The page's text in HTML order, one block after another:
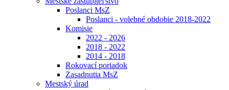
Poslanci MsZ
Poslanci - volebné obdobie 2018-2022
Komisie
2022 - 2026
2018 - 2022
2014 - 2018
Rokovací poriadok
Zasadnutia MsZ
Mestský úrad